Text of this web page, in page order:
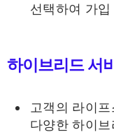
선택하여 가
하이브리드 서
고객의 라이
다양한 하이